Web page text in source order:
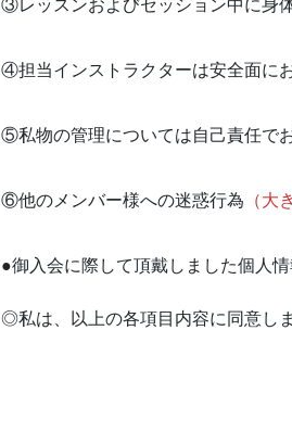
③レッスンおよびセッション中に身
④担当インストラクターは安全面に
⑤私物の管理については自己責任で
⑥他のメンバー様への迷惑行為 （大
●御入会に際して頂戴しました個人
◎私は、以上の各項目内容に同意しま